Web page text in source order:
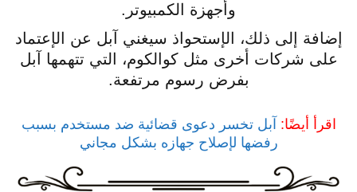
وأجهزة الكمبيوتر.
إضافة إلى ذلك، الإستحواذ سيغني آبل عن الإعتماد
على شركات أخرى مثل كوالكوم، التي تتهمها آبل
بفرض رسوم مرتفعة.
اقرأ أيضًا: آبل تخسر دعوى قضائية ضد مستخدم بسبب
رفضها لإصلاح جهازه بشكل مجاني